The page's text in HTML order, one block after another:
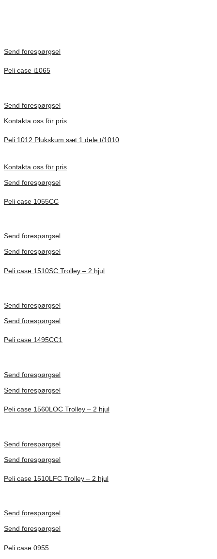
Send forespørgsel
Peli case i1065
Send forespørgsel
Kontakta oss för pris
Peli 1012 Plukskum sæt 1 dele t/1010
Kontakta oss för pris
Send forespørgsel
Peli case 1055CC
Send forespørgsel
Send forespørgsel
Peli case 1510SC Trolley – 2 hjul
Send forespørgsel
Send forespørgsel
Peli case 1495CC1
Send forespørgsel
Send forespørgsel
Peli case 1560LOC Trolley – 2 hjul
Send forespørgsel
Send forespørgsel
Peli case 1510LFC Trolley – 2 hjul
Send forespørgsel
Send forespørgsel
Peli case 0955